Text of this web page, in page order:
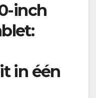
inch
in één